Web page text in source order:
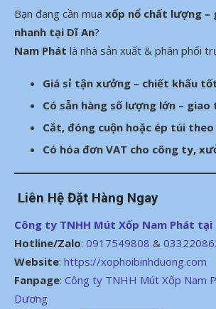
Bạn đang cần mua xốp nổ chất lượng –
nhanh tại Dĩ An?
Nam Phát là nhà sản xuất & phân phối
Giá sỉ tận xưởng – chiết khấu
Có sẵn hàng số lượng lớn –
Cắt, đóng cuộn hoặc ép túi theo
Có hóa đơn VAT cho công ty,
Liên Hệ Đặt Hàng Ngay
Công ty TNHH Mút Xốp Nam Phát tại
Hotline/Zalo: 0917549808 &
Website: https://xophoibinhduong.com
Fanpage: Công ty TNHH Mút Xốp Nam
Dương